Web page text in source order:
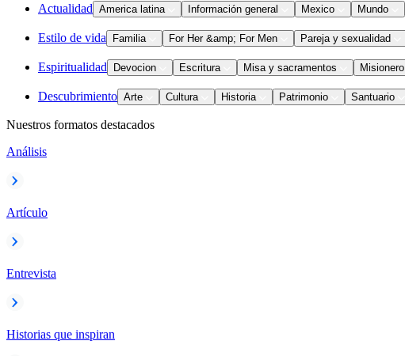
Actualidad America latina Información general Mexico Mundo
Estilo de vida Familia For Her &amp; For Men Pareja y sexualidad
Espiritualidad Devocion Escritura Misa y sacramentos Misionero
Descubrimiento Arte Cultura Historia Patrimonio Santuario
Nuestros formatos destacados
Análisis
Artículo
Entrevista
Historias que inspiran